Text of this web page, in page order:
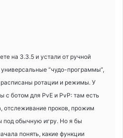
на 3.3.5 и устали от ручной
“чудо-программы”,
ротации и режимы. У
с ботом для PvE и PvP: там есть
отслеживание проков, прожим
под обычную игру. Но я бы
понять, какие функции